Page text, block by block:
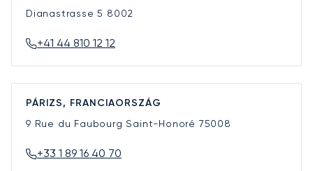
Dianastrasse 5 8002
+41 44 810 12 12
PÁRIZS, FRANCIAORSZÁG
9 Rue du Faubourg Saint-Honoré 75008
+33 1 89 16 40 70